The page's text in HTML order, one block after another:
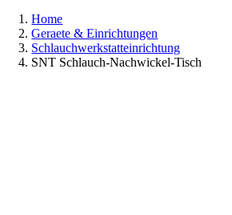
Home
Geraete & Einrichtungen
Schlauchwerkstatteinrichtung
SNT Schlauch-Nachwickel-Tisch